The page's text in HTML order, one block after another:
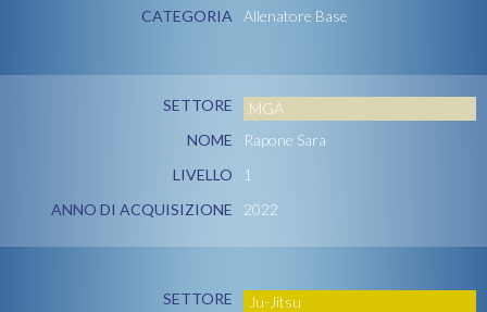
CATEGORIA Allenatore Base
SETTORE
MGA
NOME
Rapone Sara
LIVELLO
1
ANNO DI ACQUISIZIONE
2022
SETTORE
Ju-Jitsu